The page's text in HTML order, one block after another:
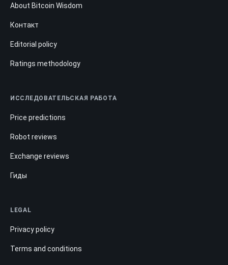
About Bitcoin Wisdom
Контакт
Editorial policy
Ratings methodology
ИССЛЕДОВАТЕЛЬСКАЯ РАБОТА
Price predictions
Robot reviews
Exchange reviews
Гиды
LEGAL
Privacy policy
Terms and conditions